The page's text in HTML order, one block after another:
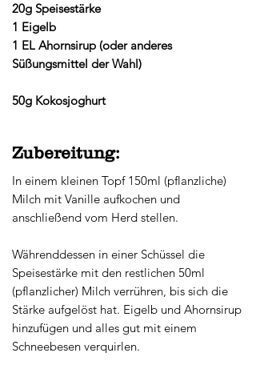
20g Speisestärke
1 Eigelb
1 EL Ahornsirup (oder anderes
Süßungsmittel der Wahl)
50g Kokosjoghurt
Zubereitung:
In einem kleinen Topf 150ml (pflanzliche)
Milch mit Vanille aufkochen und
anschließend vom Herd stellen.
Währenddessen in einer Schüssel die
Speisestärke mit den restlichen 50ml
(pflanzlicher) Milch verrühren, bis sich die
Stärke aufgelöst hat. Eigelb und Ahornsirup
hinzufügen und alles gut mit einem
Schneebesen verquirlen.